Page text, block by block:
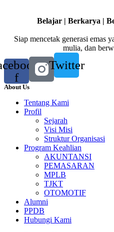
Belajar | Berkarya |
Siap mencetak generasi emas
mulia, dan
f
Twitter
About Us
Tentang Kami
Profil
Sejarah
Visi Misi
Struktur Organisasi
Program Keahlian
AKUNTANSI
PEMASARAN
MPLB
TJKT
OTOMOTIF
Alumni
PPDB
Hubungi Kami